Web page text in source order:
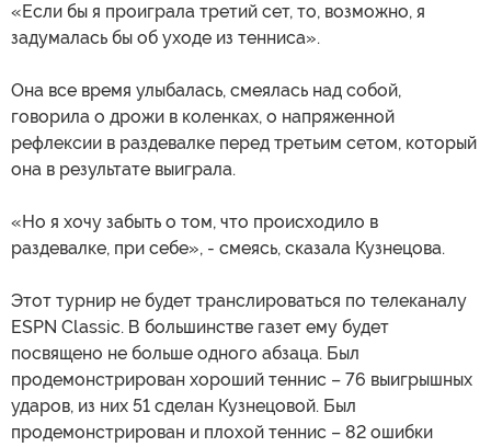
«Если бы я проиграла третий сет, то, возможно, я
задумалась бы об уходе из тенниса».
Она все время улыбалась, смеялась над собой,
говорила о дрожи в коленках, о напряженной
рефлексии в раздевалке перед третьим сетом, который
она в результате выиграла.
«Но я хочу забыть о том, что происходило в
раздевалке, при себе», - смеясь, сказала Кузнецова.
Этот турнир не будет транслироваться по телеканалу
ESPN Classic. В большинстве газет ему будет
посвящено не больше одного абзаца. Был
продемонстрирован хороший теннис – 76 выигрышных
ударов, из них 51 сделан Кузнецовой. Был
продемонстрирован и плохой теннис – 82 ошибки